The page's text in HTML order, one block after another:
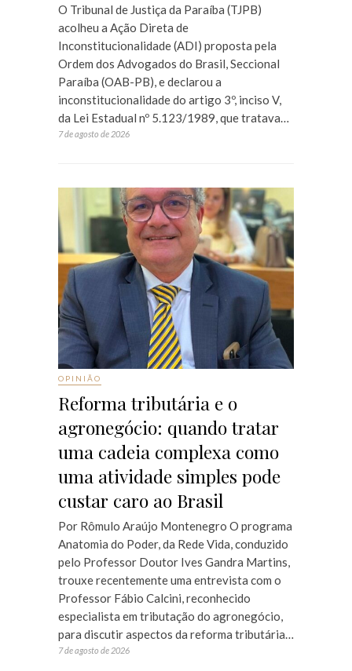
O Tribunal de Justiça da Paraíba (TJPB)
acolheu a Ação Direta de
Inconstitucionalidade (ADI) proposta pela
Ordem dos Advogados do Brasil, Seccional
Paraíba (OAB-PB), e declarou a
inconstitucionalidade do artigo 3º, inciso V,
da Lei Estadual nº 5.123/1989, que tratava…
7 de agosto de 2026
OPINIÃO
Reforma tributária e o
agronegócio: quando tratar
uma cadeia complexa como
uma atividade simples pode
custar caro ao Brasil
Por Rômulo Araújo Montenegro O programa
Anatomia do Poder, da Rede Vida, conduzido
pelo Professor Doutor Ives Gandra Martins,
trouxe recentemente uma entrevista com o
Professor Fábio Calcini, reconhecido
especialista em tributação do agronegócio,
para discutir aspectos da reforma tributária…
7 de agosto de 2026